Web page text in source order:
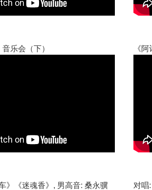
乐会（下） 《
》《迷魂香》, 男高音: 桑永骥 对唱